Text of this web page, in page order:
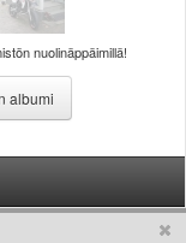
nuolinäppäimillä!
albumi